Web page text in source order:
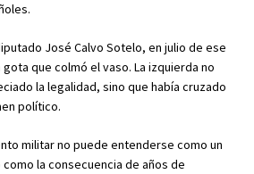
José Calvo Sotelo, en julio de ese
que colmó el vaso. La izquierda no
la legalidad, sino que había cruzado
político.
militar no puede entenderse como un
la consecuencia de años de